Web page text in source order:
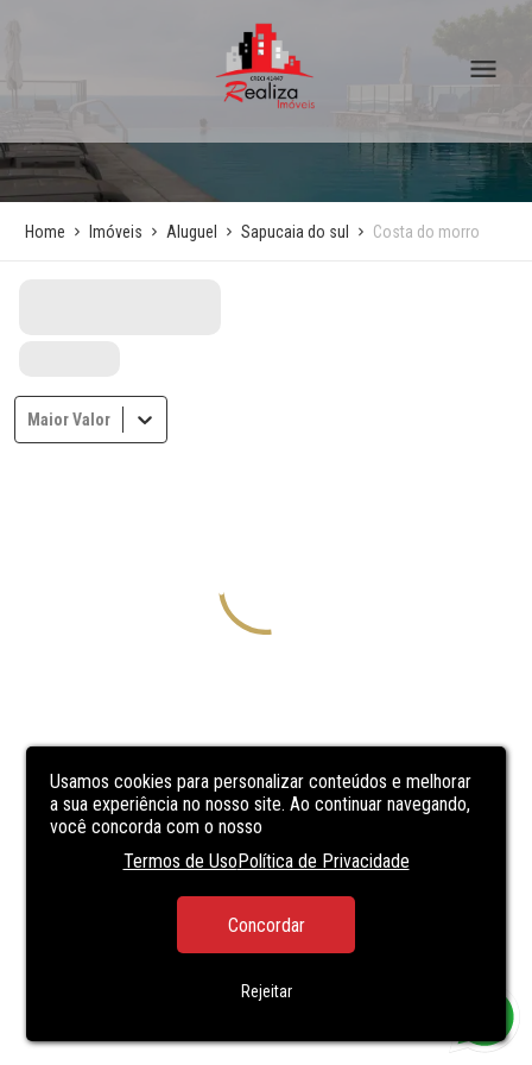
Usamos cookies para personalizar conteúdos e melhorar
a sua experiência no nosso site. Ao continuar navegando,
você concorda com o nosso
Termos de UsoPolítica de Privacidade
Concordar
Rejeitar
Home Imóveis Aluguel Sapucaia do sul Costa do morro
Maior Valor